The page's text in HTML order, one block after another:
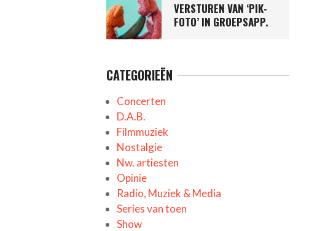
VERSTUREN VAN ‘PIK-
FOTO’ IN GROEPSAPP.
CATEGORIEËN
Concerten
D.A.B.
Filmmuziek
Nostalgie
Nw. artiesten
Opinie
Radio, Muziek & Media
Series van toen
Show